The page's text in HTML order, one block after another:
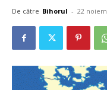
De către Bihorul - 22